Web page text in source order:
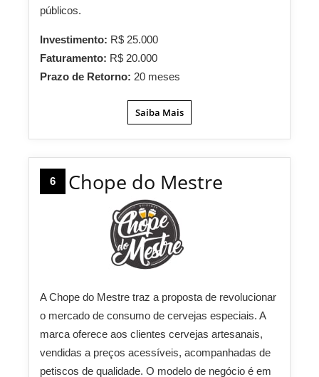
públicos.
Investimento: R$ 25.000
Faturamento: R$ 20.000
Prazo de Retorno: 20 meses
Saiba Mais
6 Chope do Mestre
A Chope do Mestre traz a proposta de revolucionar
o mercado de consumo de cervejas especiais. A
marca oferece aos clientes cervejas artesanais,
vendidas a preços acessíveis, acompanhadas de
petiscos de qualidade. O modelo de negócio é em